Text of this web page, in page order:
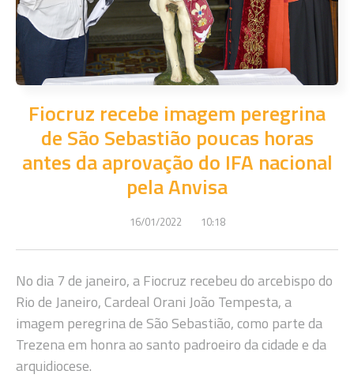
Fiocruz recebe imagem peregrina
de São Sebastião poucas horas
antes da aprovação do IFA nacional
pela Anvisa
16/01/2022 10:18
No dia 7 de janeiro, a Fiocruz recebeu do arcebispo do
Rio de Janeiro, Cardeal Orani João Tempesta, a
imagem peregrina de São Sebastião, como parte da
Trezena em honra ao santo padroeiro da cidade e da
arquidiocese.